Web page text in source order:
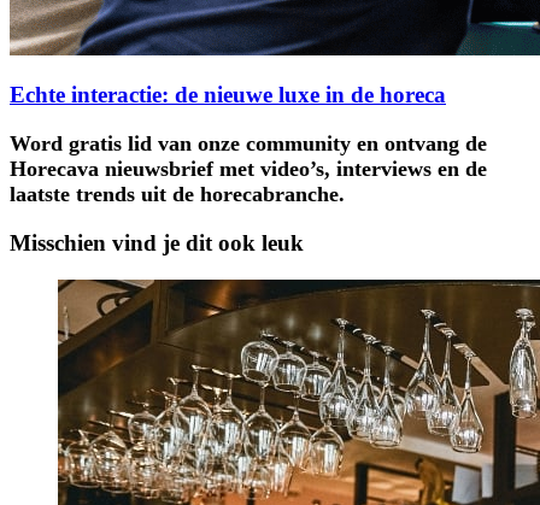
Echte interactie: de nieuwe luxe in de horeca
Word gratis lid van onze community en ontvang de
Horecava nieuwsbrief met video’s, interviews en de
laatste trends uit de horecabranche.
Misschien vind je dit ook leuk